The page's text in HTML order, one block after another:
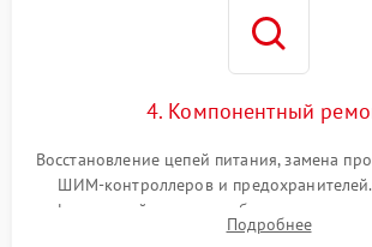
4. Компонентный
Восстановление цепей питания, замена
ШИМ-контроллеров и предохранителей.
инфракрасной станции реболлинг или
чипа и дефектной памяти GDDR.
Подробнее